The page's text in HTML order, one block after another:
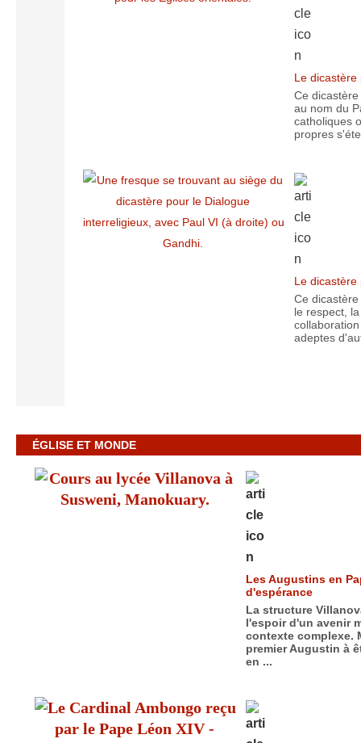
Le dicastère
Ce
au nom du
catholiques
propres
Le dicastère
Ce
le respect,
adeptes
ÉGLISE ET MONDE
Les Augustins en
d'espérance
La structure
l'espoir d'un avenir
contexte complexe.
premier Augustin à
en ...